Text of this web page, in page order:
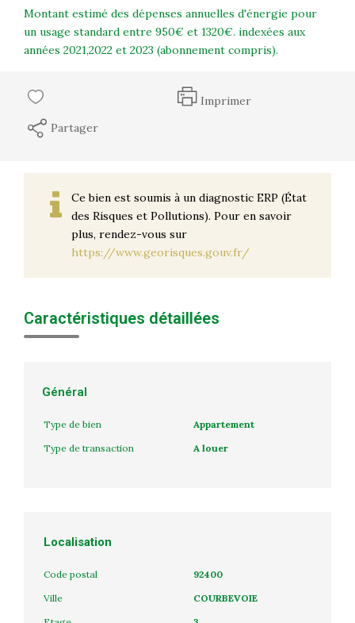
Montant estimé des dépenses annuelles d'énergie pour
un usage standard entre 950€ et 1320€. indexées aux
années 2021,2022 et 2023 (abonnement compris).
Imprimer
Partager
Ce bien est soumis à un diagnostic ERP (État
des Risques et Pollutions). Pour en savoir
plus, rendez-vous sur
https://www.georisques.gouv.fr/
Caractéristiques détaillées
Général
Type de bien
Appartement
Type de transaction
A louer
Localisation
Code postal
92400
Ville
COURBEVOIE